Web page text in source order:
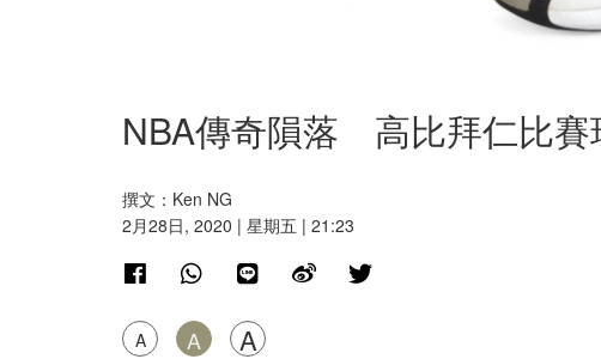
NBA傳奇隕落 高比拜仁比賽
撰文：Ken NG
2月28日, 2020 | 星期五 | 21:23
A A A